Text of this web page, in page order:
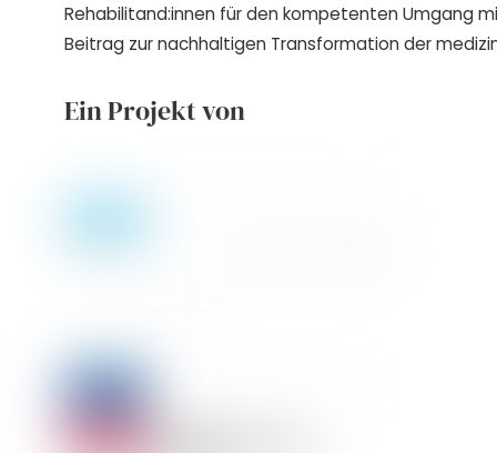
Rehabilitand:innen für den kompetenten Umgang
Beitrag zur nachhaltigen Transformation der
Ein Projekt von